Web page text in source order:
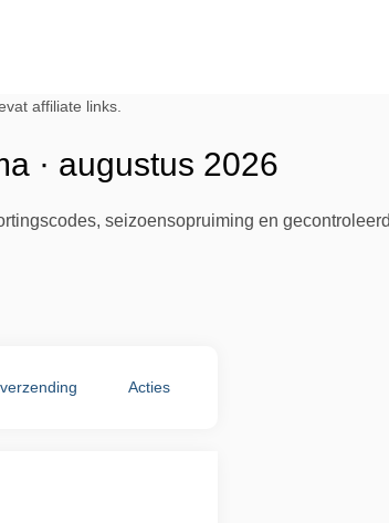
affiliate links.
· augustus 2026
seizoensopruiming en
Acties